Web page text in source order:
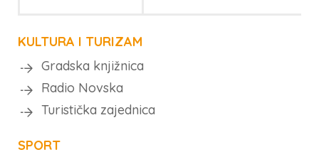
KULTURA I TURIZAM
Gradska knjižnica
Radio Novska
Turistička zajednica
SPORT